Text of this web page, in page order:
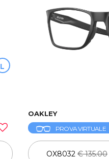
L
OAKLEY
PROVA VIRTUALE
OX8032 € 135.00